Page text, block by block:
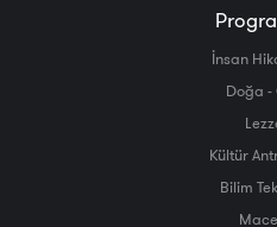
İnsan
Doğa -
Kültür
Bilim